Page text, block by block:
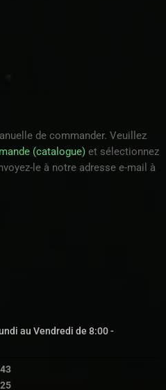
de commander. Veuillez
(catalogue) et sélectionnez
le à notre adresse e-mail à
au Vendredi de 8:00 -